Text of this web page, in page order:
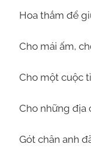
Hoa thắm để
Cho mái ấm,
Cho một cuộc
Cho những địa
Gót chân anh